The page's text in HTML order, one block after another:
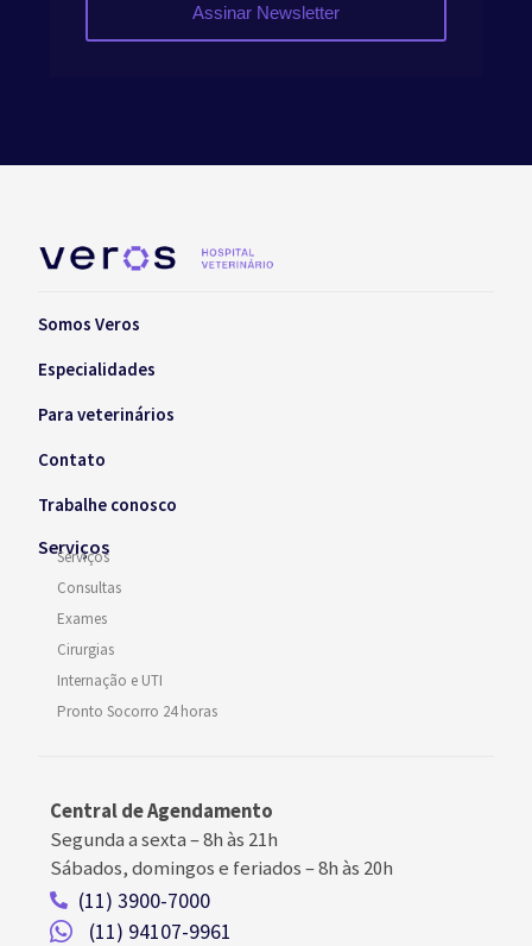
Assinar Newsletter
Somos Veros
Especialidades
Para veterinários
Contato
Trabalhe conosco
Serviços
Serviços
Consultas
Exames
Cirurgias
Internação e UTI
Pronto Socorro 24 horas
Central de Agendamento
Segunda a sexta –8h às 21h
Sábados, domingos e feriados–8h às 20h
(11) 3900-7000
(11) 94107-9961